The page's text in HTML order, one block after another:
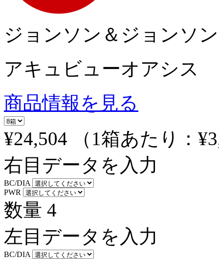
ジョンソン＆ジョンソン
アキュビューオアシス
商品情報を見る
¥24,504
（1箱あたり：
右目データを入力
BC/DIA
PWR
数量 4
左目データを入力
BC/DIA